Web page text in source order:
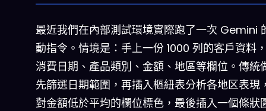
最近我們在內部測試環境實際跑了一次 Gemini
動指令。情境是：手上一份 1000 列的客戶資料
消費日期、產品類別、金額、地區等欄位。傳統
先篩選日期範圍，再插入樞紐表分析各地区表現
對金額低於平均的欄位標色，最後插入一個條狀